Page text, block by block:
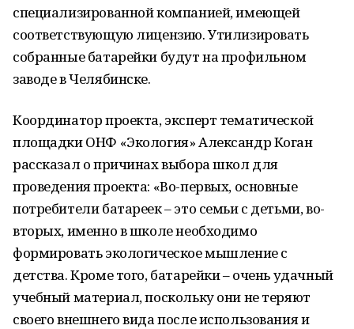
специализированной компанией, имеющей
соответствующую лицензию. Утилизировать
собранные батарейки будут на профильном
заводе в Челябинске.
Координатор проекта, эксперт тематической
площадки ОНФ «Экология» Александр Коган
рассказал о причинах выбора школ для
проведения проекта: «Во-первых, основные
потребители батареек – это семьи с детьми, во-
вторых, именно в школе необходимо
формировать экологическое мышление с
детства. Кроме того, батарейки – очень удачный
учебный материал, поскольку они не теряют
своего внешнего вида после использования и